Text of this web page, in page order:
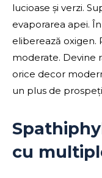
lucioase și verzi.
evaporarea apei.
eliberează oxigen.
moderate. Devine
orice decor
un plus de
cu